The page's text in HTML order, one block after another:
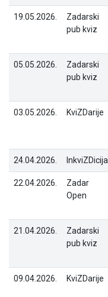
19.05.2026.
Zadarski
pub kviz
05.05.2026.
Zadarski
pub kviz
03.05.2026. KviZDarije
24.04.2026. InkviZDicija
22.04.2026.
Zadar
Open
21.04.2026.
Zadarski
pub kviz
09.04.2026. KviZDarije